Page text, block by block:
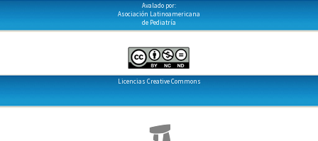
Avalado por:
Asociación Latinoamericana
de Pediatría
Licencias Creative Commons